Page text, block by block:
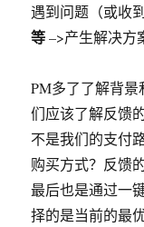
遇到问题（或收
等–>产生解决方
PM多了了解背
们应该了解反馈
不是我们的支付
购买方式？反馈
最后也是通过一
择的是当前的最优